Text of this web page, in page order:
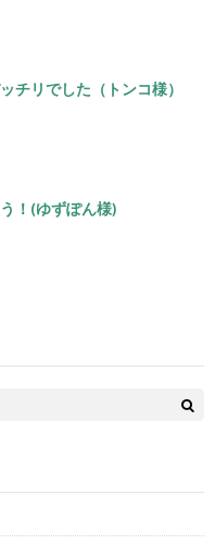
チリでした（トンコ様）
！(ゆずぽん様)